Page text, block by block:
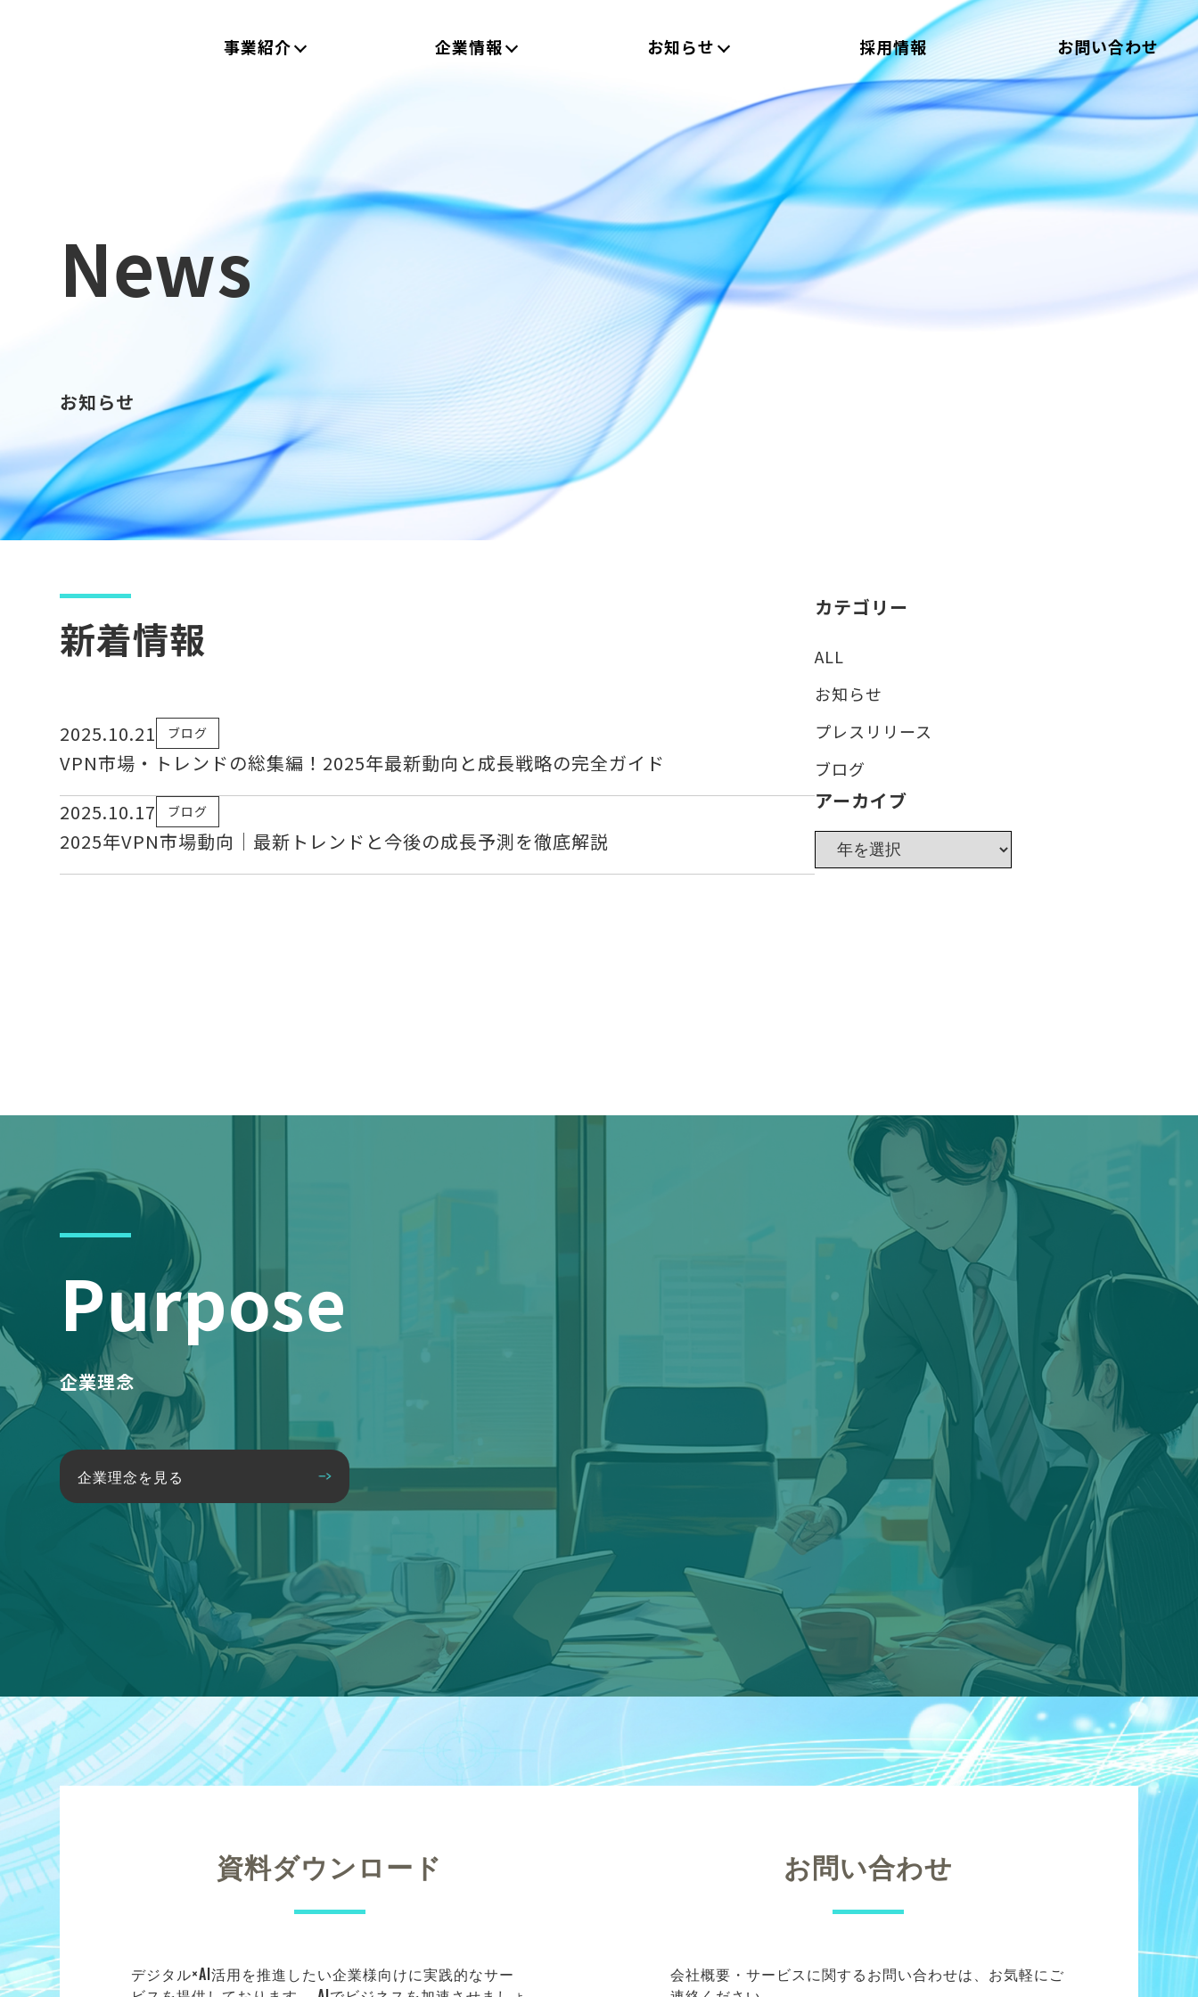
事業紹介 企業情報 お知らせ 採用情報 お問い合わせ
News
お知らせ
新着情報
2025.10.21 ブログ
VPN市場・トレンドの総集編！2025年最新動向と成長戦略の完全ガイド
2025.10.17
ブログ
2025年VPN市場動向｜最新トレンドと今後の成長予測を徹底解説
カテゴリー
ALL
お知らせ
プレスリリース
ブログ
アーカイブ
Purpose
企業理念
企業理念を見る
資料ダウンロード
デジタル×AI活用を推進したい企業様向けに実践的なサー
お問い合わせ
会社概要・サービスに関するお問い合わせは、お気軽にご